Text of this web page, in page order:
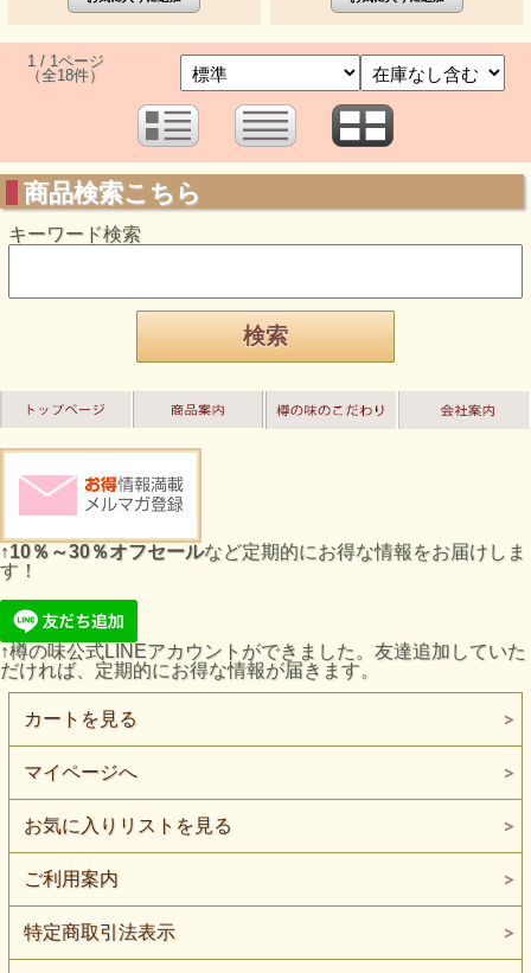
1 / 1ページ
（全18件）
商品検索こちら
キーワード検索
↑10％～30％オフセールなど定期的にお得な情報をお届けしま
す！
↑樽の味公式LINEアカウントができました。友達追加していた
だければ、定期的にお得な情報が届きます。
カートを見る
マイページへ
お気に入りリストを見る
ご利用案内
特定商取引法表示